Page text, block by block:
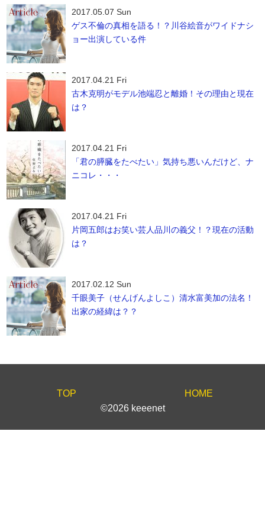
2017.05.07 Sun
ゲス不倫の真相を語る！？川谷絵音がワイドナシ
ョー出演している件
2017.04.21 Fri
古木克明がモデル池端忍と離婚！その理由と現在
は？
2017.04.21 Fri
「君の膵臓をたべたい」気持ち悪いんだけど、ナ
ニコレ・・・
2017.04.21 Fri
片岡五郎はお笑い芸人品川の義父！？現在の活動
は？
2017.02.12 Sun
千眼美子（せんげんよしこ）清水富美加の法名！
出家の経緯は？？
TOP
HOME
©2026 keeenet